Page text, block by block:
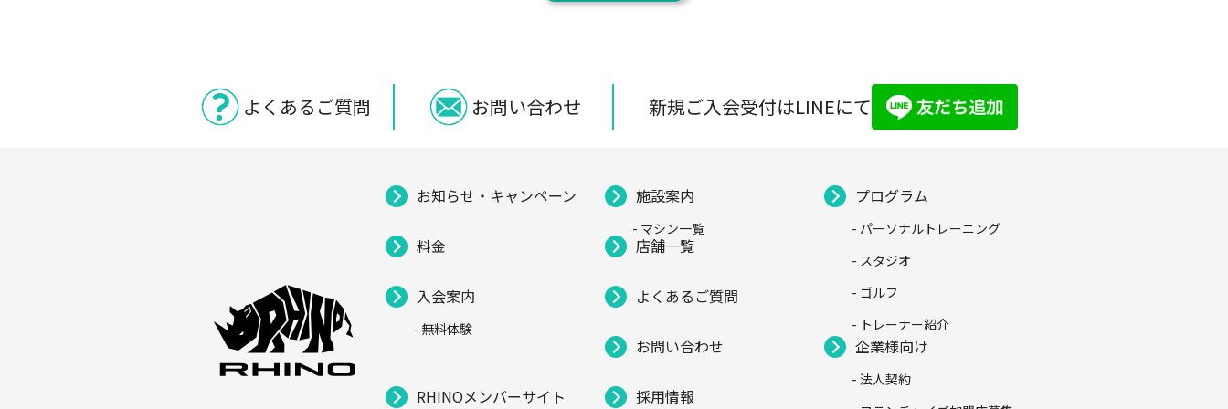
よくあるご質問 お問い合わせ 新規ご入会受付はLINEにて
お知らせ・キャンペーン 施設案内
- マシン一覧
プログラム
- パーソナルトレーニング
- スタジオ
- ゴルフ
- トレーナー紹介
料金 店舗一覧
入会案内
- 無料体験
よくあるご質問
お問い合わせ 企業様向け
- 法人契約
RHINOメンバーサイト 採用情報